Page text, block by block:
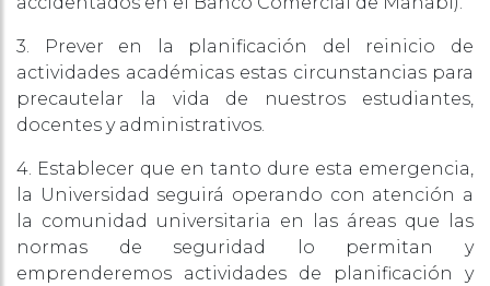
3. Prever en la planificación del reinicio de
actividades académicas estas circunstancias para
precautelar la vida de nuestros estudiantes,
docentes y administrativos.
4. Establecer que en tanto dure esta emergencia,
la Universidad seguirá operando con atención a
la comunidad universitaria en las áreas que las
normas de seguridad lo permitan y
emprenderemos actividades de planificación y